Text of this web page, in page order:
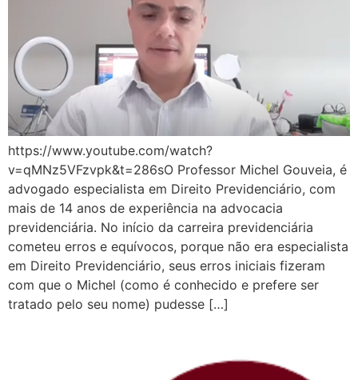
https://www.youtube.com/watch?
v=qMNz5VFzvpk&t=286sO Professor Michel Gouveia, é
advogado especialista em Direito Previdenciário, com
mais de 14 anos de experiência na advocacia
previdenciária. No início da carreira previdenciária
cometeu erros e equívocos, porque não era especialista
em Direito Previdenciário, seus erros iniciais fizeram
com que o Michel (como é conhecido e prefere ser
tratado pelo seu nome) pudesse […]